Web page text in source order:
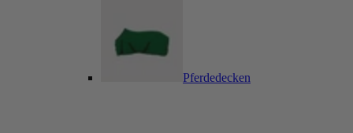
Pferdedecken